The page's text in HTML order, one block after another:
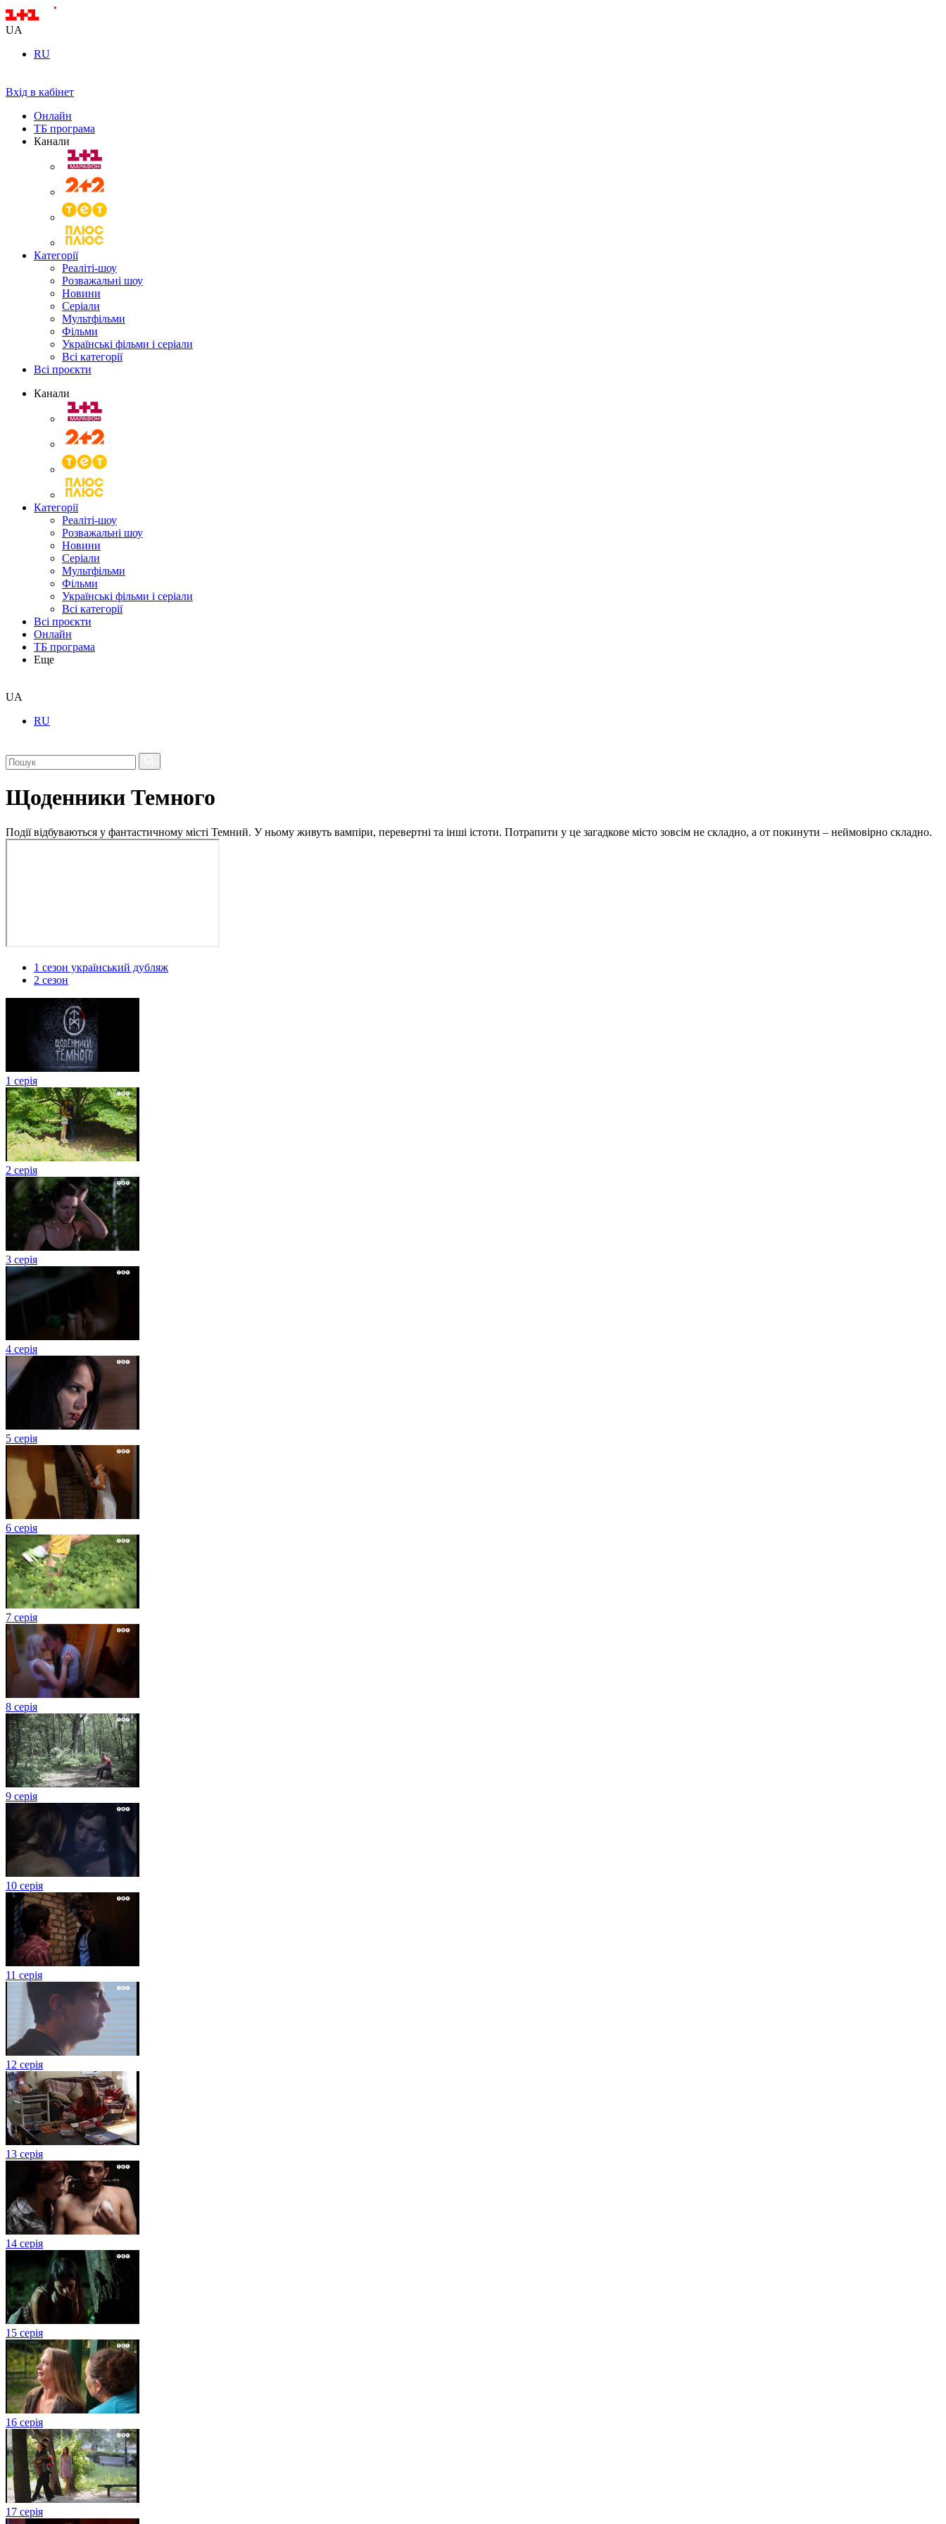
UA
RU
Вхід в кабінет
Онлайн
ТБ програма
Канали
Категорії
Реаліті-шоу
Розважальні шоу
Новини
Серіали
Мультфільми
Фільми
Українські фільми і серіали
Всі категорії
Всі проєкти
Канали
Категорії
Реаліті-шоу
Розважальні шоу
Новини
Серіали
Мультфільми
Фільми
Українські фільми і серіали
Всі категорії
Всі проєкти
Онлайн
ТБ програма
Еще
UA
RU
Щоденники Темного
Події відбуваються у фантастичному місті Темний. У ньому живуть вампіри, перевертні та інші істоти. Потрапити у це загадкове місто зовсім не складно, а от покинути – неймовірно складно.
1 сезон український дубляж
2 сезон
1 серія
2 серія
3 серія
4 серія
5 серія
6 серія
7 серія
8 серія
9 серія
10 серія
11 серія
12 серія
13 серія
14 серія
15 серія
16 серія
17 серія